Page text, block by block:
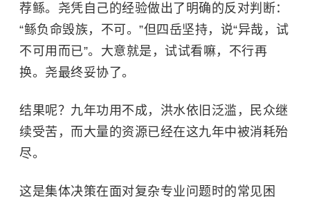
荐鲧。尧凭自己的经验做出了明确的反对判断：
“鲧负命毁族，不可。”但四岳坚持，说“异哉，试
不可用而已”。大意就是，试试看嘛，不行再
换。尧最终妥协了。
结果呢？九年功用不成，洪水依旧泛滥，民众继
续受苦，而大量的资源已经在这九年中被消耗殆
尽。
这是集体决策在面对复杂专业问题时的常见困